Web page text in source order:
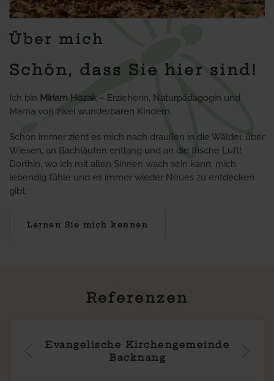
Über mich
Schön, dass Sie hier sind!
Ich bin Miriam Hozak– Erzieherin, Naturpädagogin und
Mama von zwei wunderbaren Kindern.
Schon immer zieht es mich nach draußen in die Wälder, über
Wiesen, an Bachläufen entlang und an die frische Luft!
Dorthin, wo ich mit allen Sinnen wach sein kann, mich
lebendig fühle und es immer wieder Neues zu entdecken
gibt.
Lernen Sie mich kennen
Referenzen
Evangelische Kirchengemeinde
Backnang